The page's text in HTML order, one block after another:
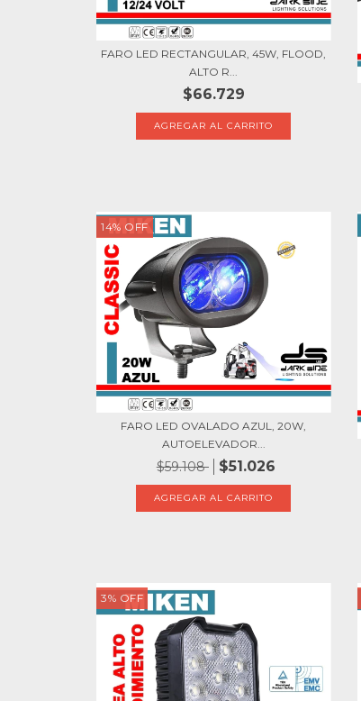
FARO LED RECTANGULAR, 45W, FLOOD,
ALTO R...
$66.729
14% OFF
FARO LED OVALADO AZUL, 20W,
AUTOELEVADOR...
$59.108 $51.026
3% OFF